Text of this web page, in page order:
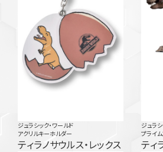
ジュラシック・ワールド
アクリルキーホルダー
ティラノサウルス・レックス
ジュラ
プライ
ティ